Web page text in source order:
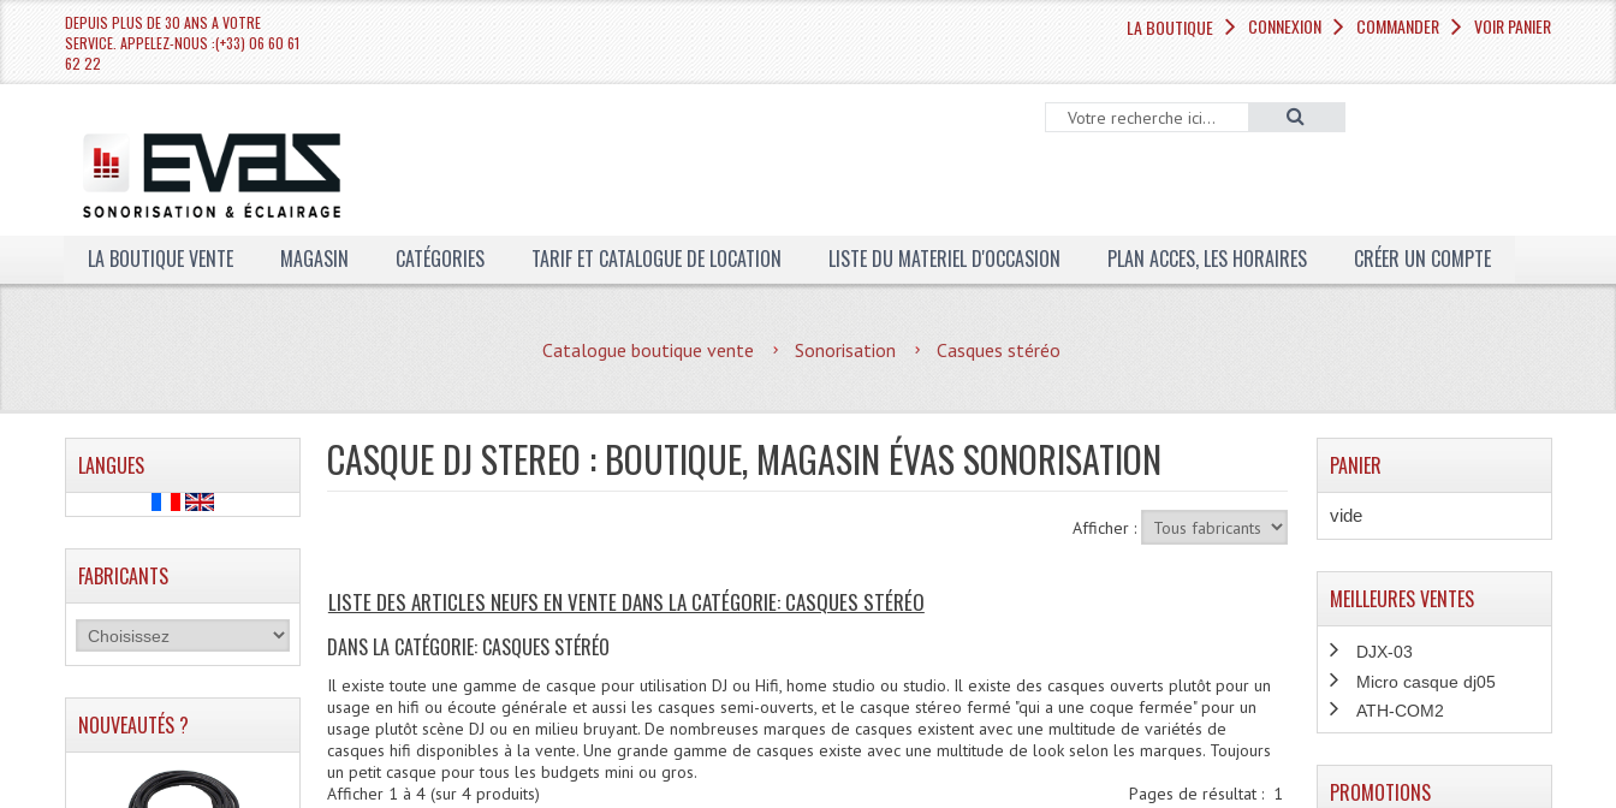
DEPUIS PLUS DE 30 ANS A VOTRE
SERVICE. APPELEZ-NOUS :(+33) 06 60 61
62 22
LA BOUTIQUE CONNEXION COMMANDER VOIR PANIER
LA BOUTIQUE VENTE MAGASIN CATÉGORIES TARIF ET CATALOGUE DE LOCATION LISTE DU MATERIEL D'OCCASION PLAN ACCES, LES HORAIRES CRÉER UN COMPTE
Catalogue boutique vente Sonorisation Casques stéréo
CASQUE DJ STEREO : BOUTIQUE, MAGASIN ÉVAS SONORISATION
Afficher :
LISTE DES ARTICLES NEUFS EN VENTE DANS LA CATÉGORIE: CASQUES STÉRÉO
DANS LA CATÉGORIE: CASQUES STÉRÉO
Il existe toute une gamme de casque pour utilisation DJ ou Hifi, home studio ou studio. Il existe des casques ouverts plutôt pour un
usage en hifi ou écoute générale et aussi les casques semi-ouverts, et le casque stéreo fermé "qui a une coque fermée" pour un
usage plutôt scène DJ ou en milieu bruyant. De nombreuses marques de casques existent avec une multitude de variétés de
casques hifi disponibles à la vente. Une grande gamme de casques existe avec une multitude de look selon les marques. Toujours
un petit casque pour tous les budgets mini ou gros.
Pages de résultat : 1
Afficher 1 à 4(sur 4produits)
LANGUES
FABRICANTS
NOUVEAUTÉS ?
PANIER
vide
MEILLEURES VENTES
DJX-03
Micro casque dj05
ATH-COM2
PROMOTIONS